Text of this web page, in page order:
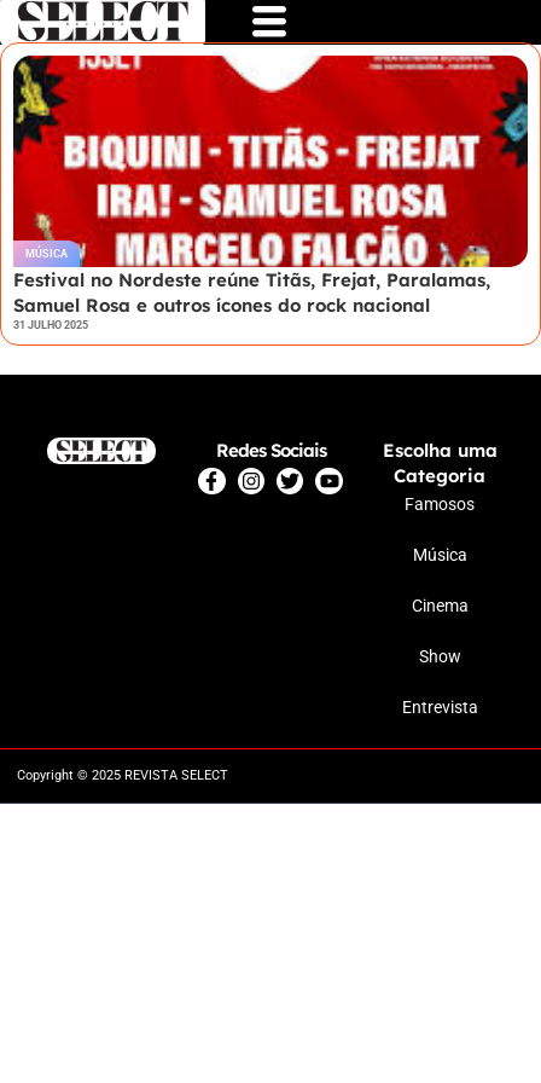
MÚSICA
Festival no Nordeste reúne Titãs, Frejat, Paralamas,
Samuel Rosa e outros ícones do rock nacional
31 JULHO 2025
Redes Sociais
Escolha uma
Categoria
Famosos
Música
Cinema
Show
Entrevista
Copyright © 2025 REVISTA SELECT